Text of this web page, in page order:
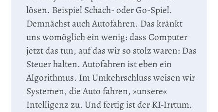
lösen. Beispiel Schach- oder Go-Spiel.
Demnächst auch Autofahren. Das kränkt
uns womöglich ein wenig: dass Computer
jetzt das tun, auf das wir so stolz waren: Das
Steuer halten. Autofahren ist eben ein
Algorithmus. Im Umkehrschluss weisen wir
Systemen, die Auto fahren, »unsere«
Intelligenz zu. Und fertig ist der KI-Irrtum.